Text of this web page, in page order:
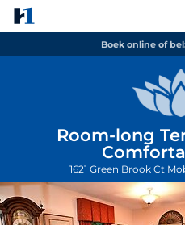
Boek online of
Room-long
1621 Green Brook Ct